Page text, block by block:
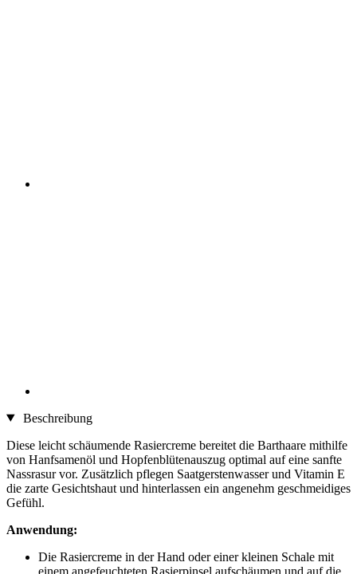
Beschreibung
Diese leicht schäumende Rasiercreme bereitet die Barthaare mithilfe
von Hanfsamenöl und Hopfenblütenauszug optimal auf eine sanfte
Nassrasur vor. Zusätzlich pflegen Saatgerstenwasser und Vitamin E
die zarte Gesichtshaut und hinterlassen ein angenehm geschmeidiges
Gefühl.
Anwendung:
Die Rasiercreme in der Hand oder einer kleinen Schale mit
einem angefeuchteten Rasierpinsel aufschäumen und auf die